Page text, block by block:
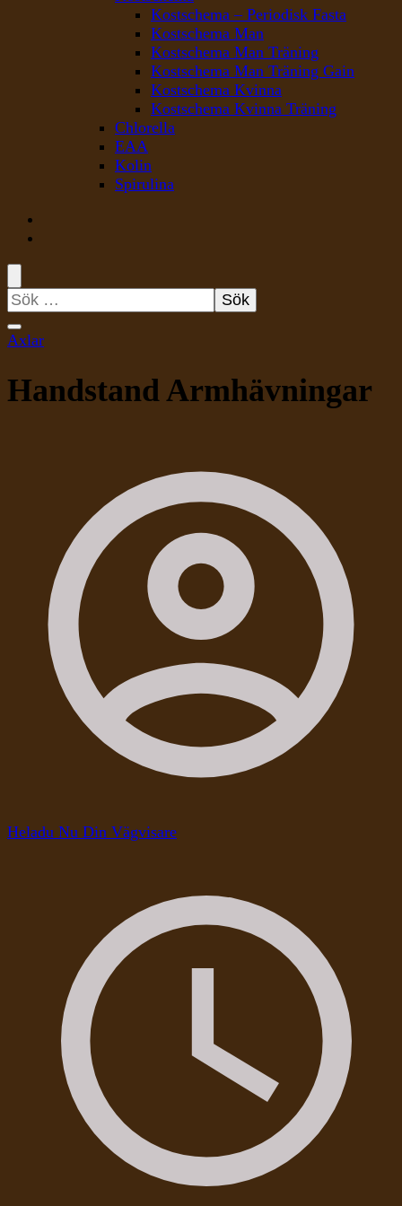
Kostschema – Periodisk Fasta
Kostschema Man
Kostschema Man Träning
Kostschema Man Träning Gain
Kostschema Kvinna
Kostschema Kvinna Träning
Chlorella
EAA
Kolin
Spirulina
Sök
efter:
Axlar
Handstand Armhävningar
Heladu Nu Din Vägvisare